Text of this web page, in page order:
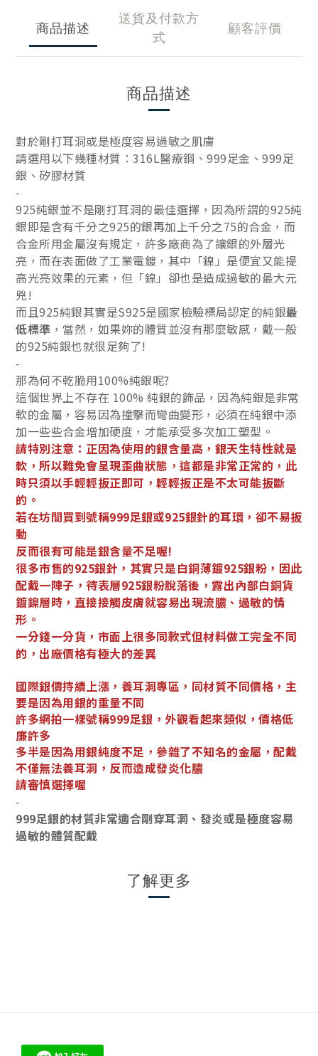
商品描述
送貨及付款方
式
顧客評價
商品描述
對於剛打耳洞或是極度容易過敏之肌膚
請選用以下幾種材質：316L醫療鋼、999足金、999足
銀、矽膠材質
-
925純銀並不是剛打耳洞的最佳選擇，因為所謂的925純
銀即是含有千分之925的銀再加上千分之75的合金，而
合金所用金屬沒有規定，許多廠商為了讓銀的外層光
亮，而在表面做了工業電鍍，其中「鎳」是便宜又能提
高光亮效果的元素，但「鎳」卻也是造成過敏的最大元
兇!
而且925純銀其實是S925是國家檢驗標局認定的純銀最
低標準 ，當然，如果妳的體質並沒有那麼敏感，戴一般
的925純銀也就很足夠了!
-
那為何不乾脆用100%純銀呢?
這個世界上不存在 100% 純銀的飾品，因為純銀是非常
軟的金屬，容易因為撞擊而彎曲變形，必須在純銀中添
加一些些合金增加硬度，才能承受多次加工塑型。
請特別注意：正因為使用的銀含量高，銀天生特性就是
軟，所以難免會呈現歪曲狀態，這都是非常正常的，此
時只須以手輕輕扳正即可，輕輕扳正是不太可能扳斷
的。
若在坊間買到號稱999足銀或925銀針的耳環，卻不易扳
動
反而很有可能是銀含量不足喔!
很多市售的925銀針，其實只是白銅薄鍍925銀粉，因此
配戴一陣子，待表層925銀粉脫落後，露出內部白銅貨
鍍鎳層時，直接接觸皮膚就容易出現流膿、過敏的情
形。
一分錢一分貨，市面上很多同款式但材料做工完全不同
的，出廠價格有極大的差異
國際銀價持續上漲，養耳洞專區，同材質不同價格，主
要是因為用銀的重量不同
許多網拍一樣號稱999足銀，外觀看起來類似，價格低
廉許多
多半是因為用銀純度不足，參雜了不知名的金屬，配戴
不僅無法養耳洞，反而造成發炎化膿
請審慎選擇喔
-
999足銀的材質非常適合剛穿耳洞、發炎或是極度容易
過敏的體質配戴
了解更多